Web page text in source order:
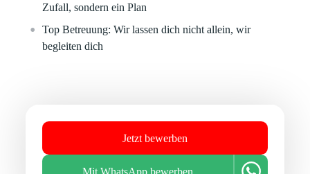
Zufall, sondern ein Plan
Top Betreuung:Wir lassen dich nicht allein, wir
begleiten dich
Jetzt bewerben
Mit WhatsApp bewerben